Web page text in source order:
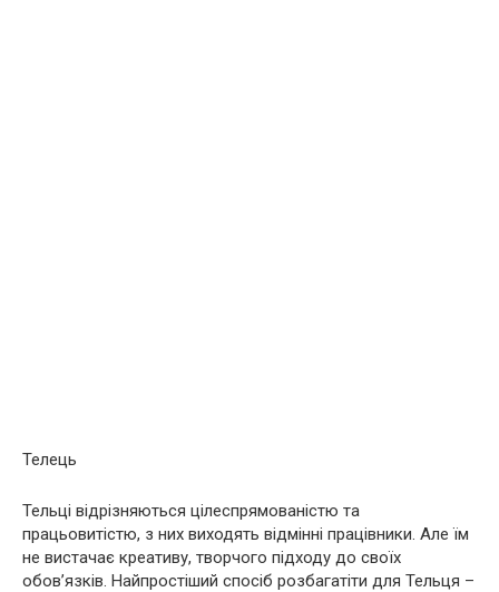
Телець
Тельці відрізняються цілеспрямованістю та
працьовитістю, з них виходять відмінні працівники. Але їм
не вистачає креативу, творчого підходу до своїх
обов’язків. Найпростіший спосіб розбагатіти для Тельця –